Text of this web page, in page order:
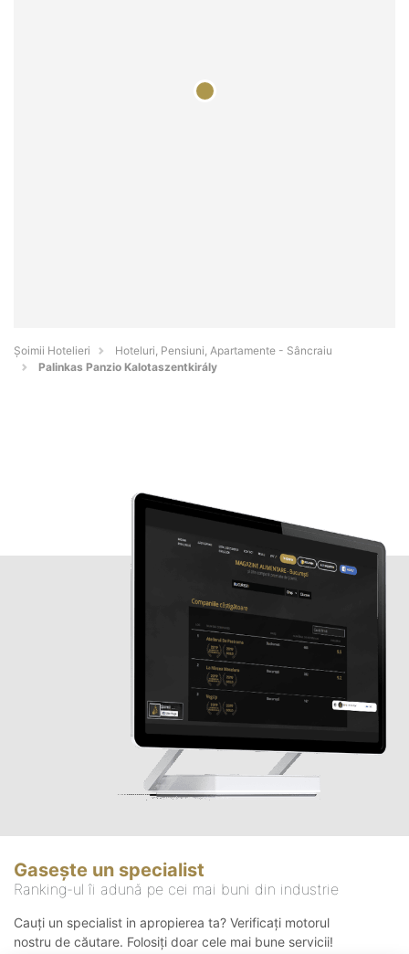
Șoimii Hotelieri
Hoteluri, Pensiuni, Apartamente - Sâncraiu
Palinkas Panzio Kalotaszentkirály
Gasește un specialist
Ranking-ul îi adună pe cei mai buni din industrie
Cauți un specialist in apropierea ta? Verificați motorul
nostru de căutare. Folosiți doar cele mai bune servicii!